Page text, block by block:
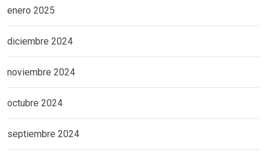
enero 2025
diciembre 2024
noviembre 2024
octubre 2024
septiembre 2024